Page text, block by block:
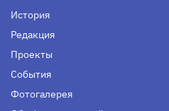
История
Редакция
Проекты
События
Фотогалерея